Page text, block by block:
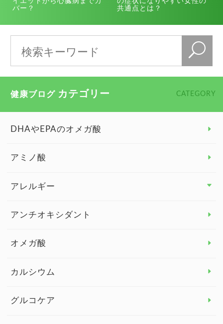
バー？
共通点とは？
健康ブログ カテゴリー CATEGORY
DHAやEPAのオメガ酸
アミノ酸
アレルギー
アレルギー トップ
アンチオキシダント
オメガ酸
カルシウム
グルコケア